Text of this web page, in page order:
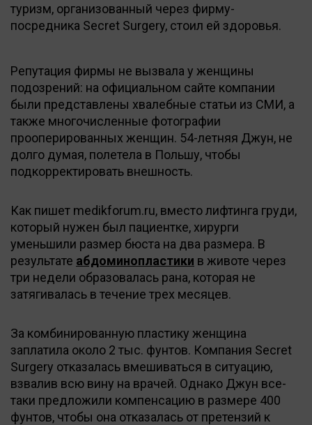
туризм, организованный через фирму-
посредника Secret Surgery, стоил ей здоровья.
Репутация фирмы не вызвала у женщины
подозрений: на официальном сайте компании
были представлены хвалебные статьи из СМИ, а
также многочисленные фотографии
прооперированных женщин. 54-летняя Джун, не
долго думая, полетела в Польшу, чтобы
подкорректировать внешность.
Как пишет medikforum.ru, вместо лифтинга груди,
который нужен был пациентке, хирурги
уменьшили размер бюста на два размера. В
результате абдоминопластики в животе через
три недели образовалась рана, которая не
затягивалась в течение трех месяцев.
За комбинированную пластику женщина
заплатила около 2 тыс. фунтов. Компания Secret
Surgery отказалась вмешиваться в ситуацию,
взвалив всю вину на врачей. Однако Джун все-
таки предложили компенсацию в размере 400
фунтов, чтобы она отказалась от претензий к